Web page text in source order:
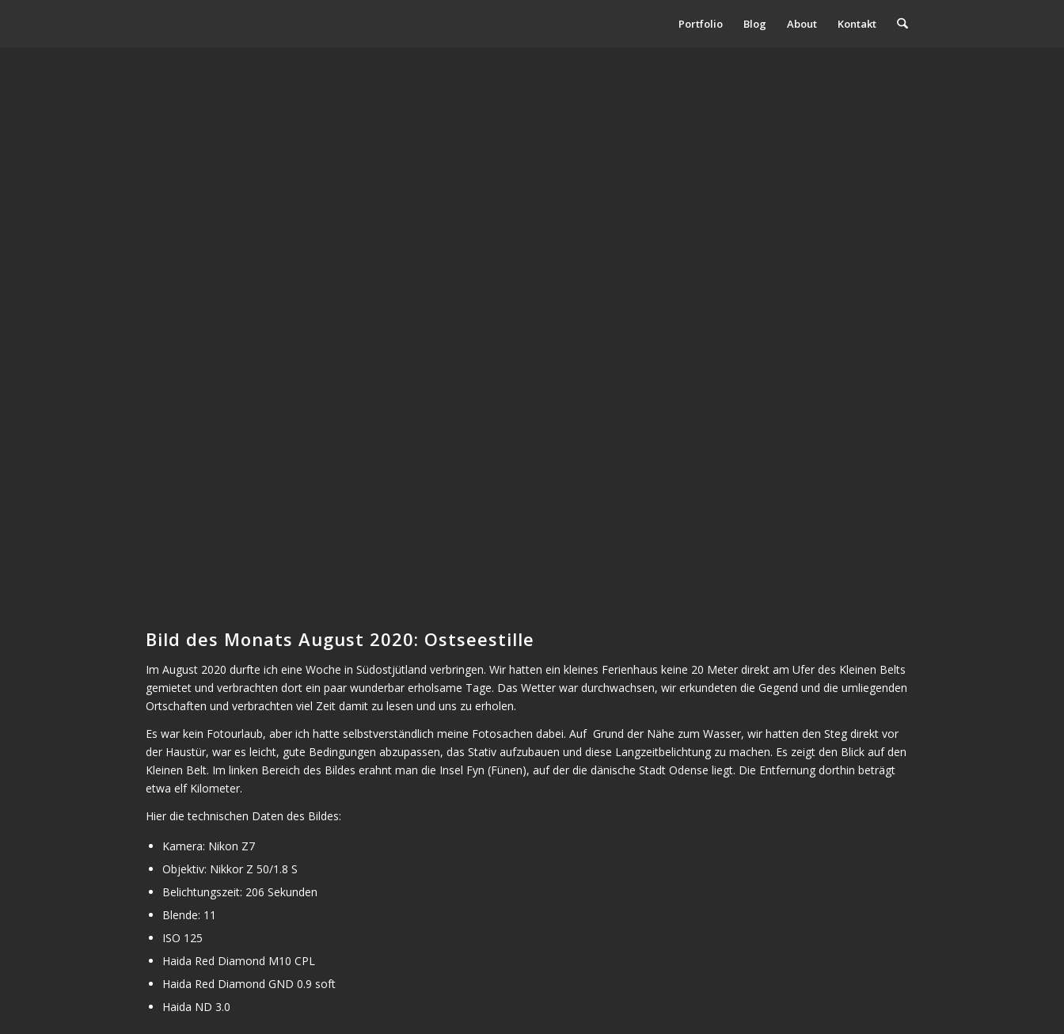
Portfolio Blog About Kontakt
Bild des Monats August 2020: Ostseestille
Im August 2020 durfte ich eine Woche in Südostjütland verbringen. Wir hatten ein kleines Ferienhaus keine 20 Meter direkt am Ufer des Kleinen Belts
gemietet und verbrachten dort ein paar wunderbar erholsame Tage. Das Wetter war durchwachsen, wir erkundeten die Gegend und die umliegenden
Ortschaften und verbrachten viel Zeit damit zu lesen und uns zu erholen.
Es war kein Fotourlaub, aber ich hatte selbstverständlich meine Fotosachen dabei. Auf Grund der Nähe zum Wasser, wir hatten den Steg direkt vor
der Haustür, war es leicht, gute Bedingungen abzupassen, das Stativ aufzubauen und diese Langzeitbelichtung zu machen. Es zeigt den Blick auf den
Kleinen Belt. Im linken Bereich des Bildes erahnt man die Insel Fyn (Fünen), auf der die dänische Stadt Odense liegt. Die Entfernung dorthin beträgt
etwa elf Kilometer.
Hier die technischen Daten des Bildes:
Kamera: Nikon Z7
Objektiv: Nikkor Z 50/1.8 S
Belichtungszeit: 206 Sekunden
Blende: 11
ISO 125
Haida Red Diamond M10 CPL
Haida Red Diamond GND 0.9 soft
Haida ND 3.0